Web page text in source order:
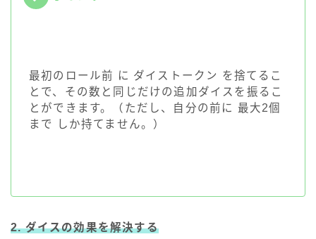
最初のロール前 に ダイストークン を捨てるこ
とで、その数と同じだけの追加ダイスを振るこ
とができます。（ただし、自分の前に 最大2個
まで しか持てません。）
2. ダイスの効果を解決する